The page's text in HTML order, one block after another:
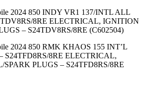
2024 850 INDY VR1 137/INTL ALL
8RE ELECTRICAL, IGNITION
– S24TDV8RS/8RE (C602504)
2024 850 RMK KHAOS 155 INT’L
S24TFD8RS/8RE ELECTRICAL,
PLUGS – S24TFD8RS/8RE